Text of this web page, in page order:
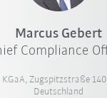
Marcus Gebert
Compliance
KGaA, Zugspitzstraße
Deutschland